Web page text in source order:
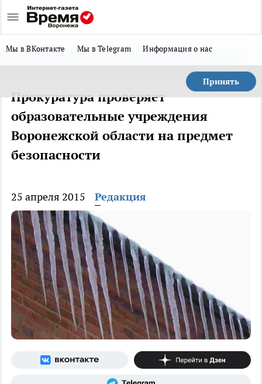
Мы в ВКонтакте Мы в Telegram Информация о нас
Принять
Прокуратура проверяет
образовательные учреждения
Воронежской области на предмет
безопасности
25 апреля 2015 Редакция